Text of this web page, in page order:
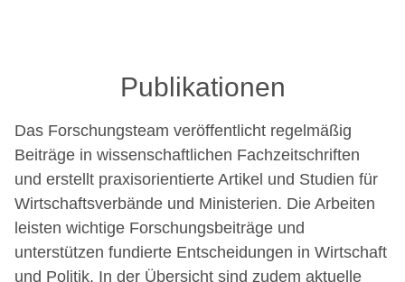
Publikationen
Das Forschungsteam veröffentlicht regelmäßig
Beiträge in wissenschaftlichen Fachzeitschriften
und erstellt praxisorientierte Artikel und Studien für
Wirtschaftsverbände und Ministerien. Die Arbeiten
leisten wichtige Forschungsbeiträge und
unterstützen fundierte Entscheidungen in Wirtschaft
und Politik. In der Übersicht sind zudem aktuelle